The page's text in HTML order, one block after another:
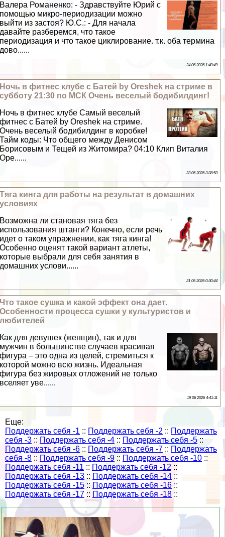
Валера Романенко: - Здравствуйте Юрий с
помощью микро-периодизации можно
выйти из застоя? Ю.С.: - Для начала
давайте разберемся, что такое
периодизация и что такое циклирование. т.к. оба термина
дово......
24 06 2026 1:40:49
Ночь в фитнес клубе с Батей by Oreshek на стриме в
субботу 21:30 по МСК Очень веселый бодибилдинг!
Ночь в фитнес клубе Самый веселый
фитнес с Батей by Oreshek на стриме.
Очень веселый бодибилдинг в коробке!
Тайм коды: Что общего между Денисом
Борисовым и Тещей из Житомира? 04:10 Клип Виталия
Оре......
23 06 2026 3:38:53
Тяга кинга для работы на результат в домашних
условиях
Возможна ли становая тяга без
использования штанги? Конечно, если речь
идет о таком упражнении, как тяга кинга!
Особенно оценят такой вариант атлеты,
которые выбрали для себя занятия в
домашних услови......
21 06 2026 0:30:44
Что такое сушка и какой эффект она дает.
Особенности процесса сушки у культуристов и
любителей
Как для дeвyшек (женщин), так и для
мужчин в большинстве случаев красивая
фигура – это одна из целей, стремиться к
которой можно всю жизнь. Идеальная
фигура без жировых отложений не только
вселяет уве......
19 06 2026 4:41:11
Еще:
Поддержать себя -1 :: Поддержать себя -2 :: Поддержать
себя -3 :: Поддержать себя -4 :: Поддержать себя -5 ::
Поддержать себя -6 :: Поддержать себя -7 :: Поддержать
себя -8 :: Поддержать себя -9 :: Поддержать себя -10 ::
Поддержать себя -11 :: Поддержать себя -12 ::
Поддержать себя -13 :: Поддержать себя -14 ::
Поддержать себя -15 :: Поддержать себя -16 ::
Поддержать себя -17 :: Поддержать себя -18 ::